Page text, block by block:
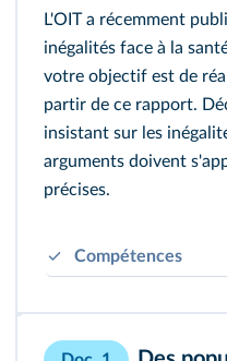
L'OIT a récemment
inégalités face à la
votre objectif est de
partir de ce rapport.
insistant sur les
arguments doivent
précises.
Compétences